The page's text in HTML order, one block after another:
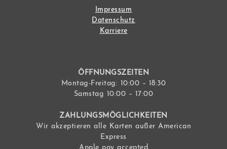
Impressum
Datenschutz
Karriere
ÖFFNUNGSZEITEN
Montag-Freitag: 10:00 – 18:30
Samstag 10:00 – 17:00
ZAHLUNGSMÖGLICHKEITEN
Wir akzeptieren alle Karten außer American
Express